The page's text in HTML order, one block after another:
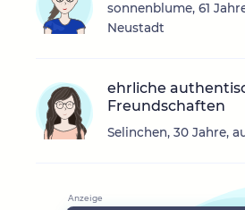
sonnenblume, 61
Neustadt
ehrliche
Freundschaften
Selinchen, 30 Jahre,